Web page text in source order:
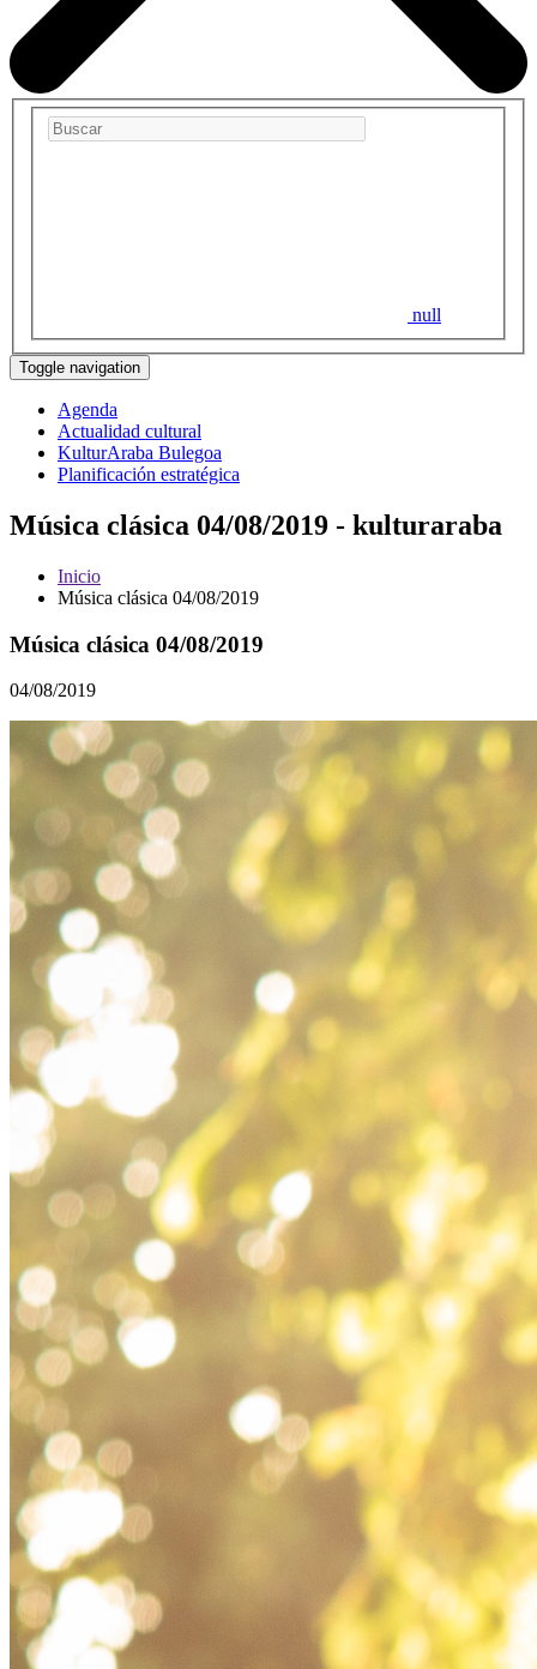
null
Toggle navigation
Agenda
Actualidad cultural
KulturAraba Bulegoa
Planificación estratégica
Música clásica 04/08/2019 - kulturaraba
Inicio
Música clásica 04/08/2019
Música clásica 04/08/2019
04/08/2019